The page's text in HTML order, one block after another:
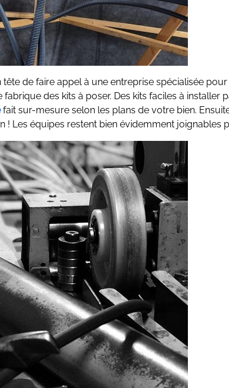
de faire appel à une entreprise spécialisée pour
des kits à poser. Des kits faciles à installer
fait sur-mesure selon les plans de votre bien.
! Les équipes restent bien évidemment joignables